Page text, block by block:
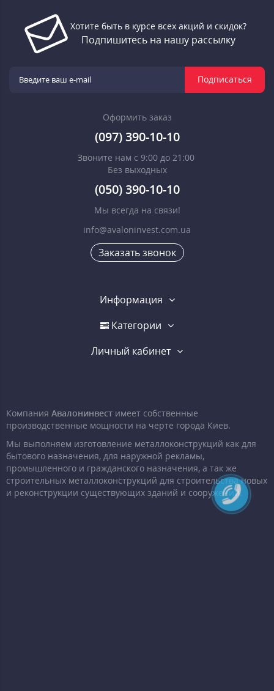
Хотите быть в курсе всех акций и скидок?
Подпишитесь на нашу рассылку
Подписаться
Оформить заказ
(097) 390-10-10
Звоните нам с 9:00 до 21:00
Без выходных
(050) 390-10-10
Мы всегда на связи!
info@avaloninvest.com.ua
Заказать звонок
Информация
Категории
Личный кабинет
Компания Авалонинвест имеет собственные
производственные мощности на черте города Киев.
Мы выполняем изготовление металлоконструкций как для
бытового назначения, для наружной рекламы,
промышленного и гражданского назначения, а так же
строительных металлоконструкций для строительства новых
и реконструкции существующих зданий и сооружений.